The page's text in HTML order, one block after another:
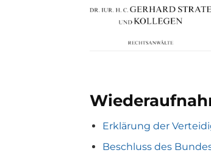
Erklärung der
Beschluss des